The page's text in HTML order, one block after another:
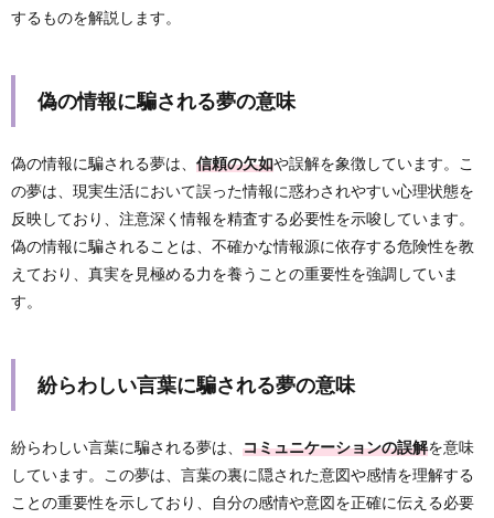
するものを解説します。
偽の情報に騙される夢の意味
偽の情報に騙される夢は、 信頼の欠如や誤解を象徴しています。こ
の夢は、現実生活において誤った情報に惑わされやすい心理状態を
反映しており、注意深く情報を精査する必要性を示唆しています。
偽の情報に騙されることは、不確かな情報源に依存する危険性を教
えており、真実を見極める力を養うことの重要性を強調していま
す。
紛らわしい言葉に騙される夢の意味
紛らわしい言葉に騙される夢は、 コミュニケーションの誤解を意味
しています。この夢は、言葉の裏に隠された意図や感情を理解する
ことの重要性を示しており、自分の感情や意図を正確に伝える必要